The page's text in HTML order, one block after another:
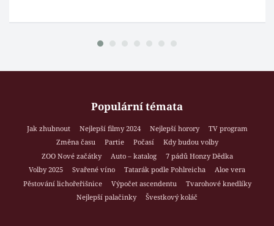
Populární témata
Jak zhubnout Nejlepší filmy 2024 Nejlepší horory
TV program
Změna času
Partie Počasí
Kdy budou volby
ZOO Nové začátky
Auto – katalog
7 pádů Honzy Dědka
Volby 2025
Svařené víno Tatarák podle Pohlreicha
Aloe vera
Pěstování lichořeřišnice
Výpočet ascendentu
Tvarohové knedlíky
Nejlepší palačinky
Švestkový koláč